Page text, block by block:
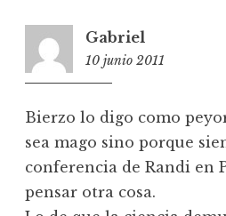
Gabriel
10 junio 2011
Bierzo lo digo como
sea mago sino porque
conferencia de Randi en
pensar otra cosa.